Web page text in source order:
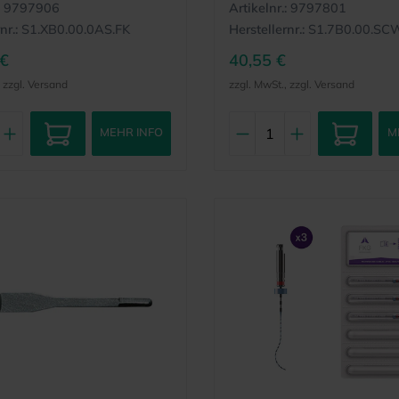
9797906
S1.XB0.00.0AS.FK
Versand
MEHR INFO
Artikelnr.: 9797801
Herstellernr.:
40,55 €
zzgl. MwSt., zzgl. Versand